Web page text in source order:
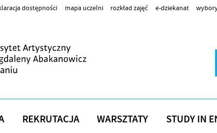
dostępności mapa uczelni rozkład zajęć e-dziekanat
REKRUTACJA WARSZTATY STUDY IN